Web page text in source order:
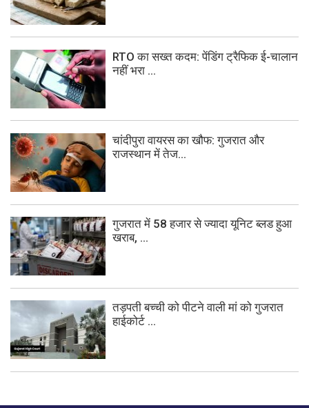
RTO का सख्त कदम: पेंडिंग ट्रैफिक ई-चालान
नहीं भरा ...
चांदीपुरा वायरस का खौफ: गुजरात और
राजस्थान में तेज...
गुजरात में 58 हजार से ज्यादा यूनिट ब्लड हुआ
खराब, ...
तड़पती बच्ची को पीटने वाली मां को गुजरात
हाईकोर्ट ...